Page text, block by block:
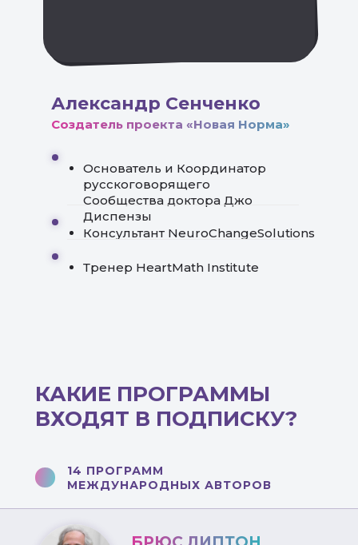
Александр Сенченко
Основатель и Координатор
русскоговорящего
Сообщества доктора Джо
Диспензы
Консультант NeuroChangeSolutions
Тренер HeartMath Institute
Создатель проекта «Новая Норма»
КАКИЕ ПРОГРАММЫ
ВХОДЯТ В ПОДПИСКУ?
14 ПРОГРАММ
МЕЖДУНАРОДНЫХ АВТОРОВ